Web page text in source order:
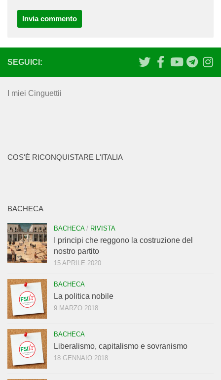
SEGUICI:
I miei Cinguettii
COS'È RICONQUISTARE L'ITALIA
BACHECA
BACHECA/ RIVISTA
I principi che reggono la costruzione del
nostro partito
15 APRILE 2020
BACHECA
La politica nobile
9 MARZO 2018
BACHECA
Liberalismo, capitalismo e sovranismo
18 GENNAIO 2018